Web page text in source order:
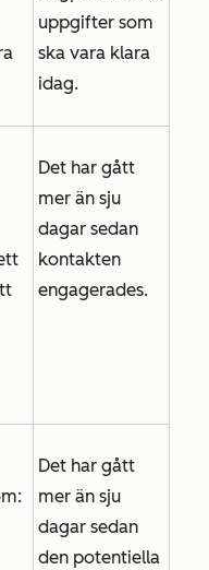
uppgifter som
ska vara klara
idag.
Det har gått
mer än sju
dagar sedan
kontakten
engagerades.
Det har gått
mer än sju
dagar sedan
den potentiella